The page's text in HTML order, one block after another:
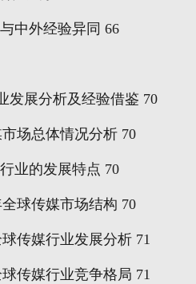
中外经验异同 66
发展分析及经验借鉴 70
场总体情况分析70
业的发展特点 70
球传媒市场结构 70
传媒行业发展分析 71
传媒行业竞争格局 71